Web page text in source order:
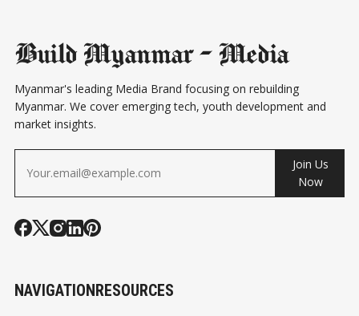
Build Myanmar - Media
Myanmar's leading Media Brand focusing on rebuilding
Myanmar. We cover emerging tech, youth development and
market insights.
Join Us
Now
NAVIGATIONRESOURCES